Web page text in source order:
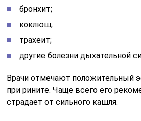
бронхит;
коклюш;
трахеит;
другие болезни дыхательной
Врачи отмечают положительный
при рините. Чаще всего его
страдает от сильного кашля.